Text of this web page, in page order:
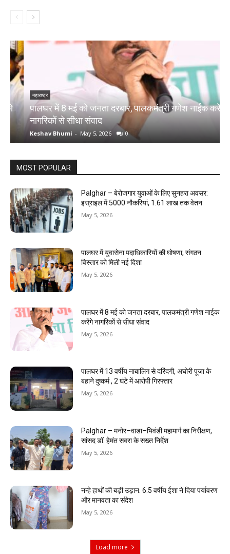
महाराष्ट्र
पालघर में 8 मई को जनता दरबार, पालकमंत्री गणेश नाईक करेंगे
नागरिकों से सीधा संवाद
Keshav Bhumi - May 5, 2026
MOST POPULAR
Palghar – बेरोजगार युवाओं के लिए सुनहरा अवसर:
इस्राइल में 5000 नौकरियां, ₹1.61 लाख तक वेतन
May 5, 2026
पालघर में युवासेना पदाधिकारियों की घोषणा, संगठन
विस्तार को मिली नई दिशा
May 5, 2026
पालघर में 8 मई को जनता दरबार, पालकमंत्री गणेश नाईक
करेंगे नागरिकों से सीधा संवाद
May 5, 2026
पालघर में 13 वर्षीय नाबालिग से दरिंदगी, अघोरी पूजा के
बहाने दुष्कर्म , 2 घंटे में आरोपी गिरफ्तार
May 5, 2026
Palghar – मनोर–वाडा–भिवंडी महामार्ग का निरीक्षण,
सांसद डॉ. हेमंत सवरा के सख्त निर्देश
May 5, 2026
नन्हे हाथों की बड़ी उड़ान: 6.5 वर्षीय ईशा ने दिया पर्यावरण
और मानवता का संदेश
May 5, 2026
Load more